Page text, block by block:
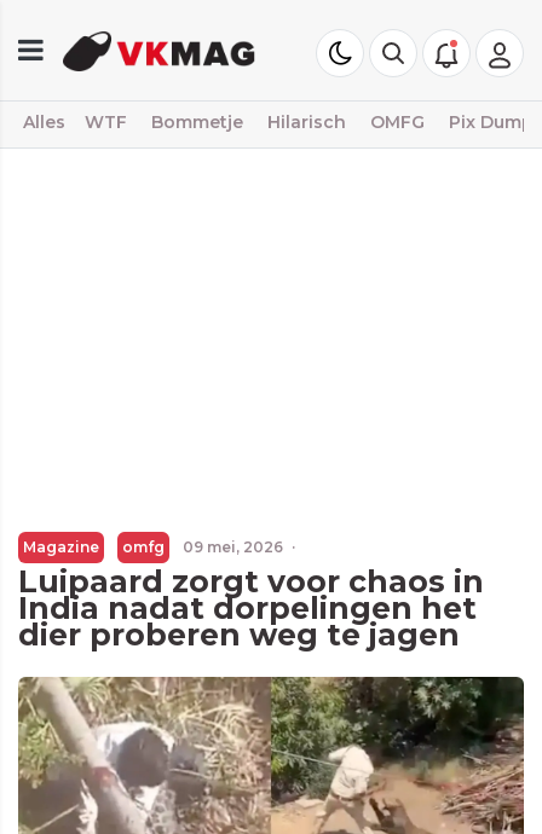
Alles WTF Bommetje Hilarisch OMFG Pix Dump
Magazine omfg 09 mei, 2026 ·
Luipaard zorgt voor chaos in
India nadat dorpelingen het
dier proberen weg te jagen